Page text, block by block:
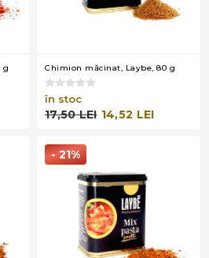
g Chimion măcinat, Laybe, 80 g
în stoc
17,50 LEI 14,52 LEI
- 21%